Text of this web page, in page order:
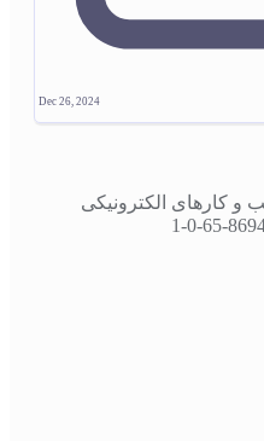
Dec 26, 2024
کارهای الکترونیکی